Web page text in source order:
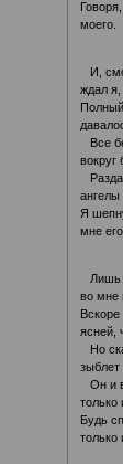
моего.
И,
ждал я,
Все
вокруг
ангелы
Я
мне его,
Эхо,
Лишь
во мне
ясней,
Но
зыблет
Он и
только
Будь
только